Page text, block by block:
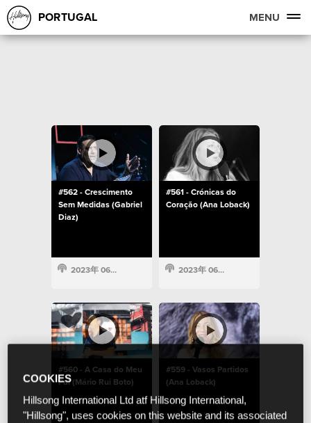
PORTUGAL MENU
#562 - Crescimento
Sem Medidas (Gabriel
Diaz)
2023年 06月 28日
#561 - Crónicas do
Coração (Ana Loback)
2023年 06月 28日
#560 - A Casa do Meu
Pai (Mário Rui Boto)
#559 - Vasos Partidos
(Ana Loback)
COOKIES
Hillsong International Ltd atf Hillsong International,
"Hillsong", uses cookies on this website and its associated